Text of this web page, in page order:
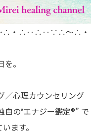
∴・∴‥∴‥∵∴～∴・
。
／心理カウンセリング
自の‟エナジー鑑定®︎”
ます。